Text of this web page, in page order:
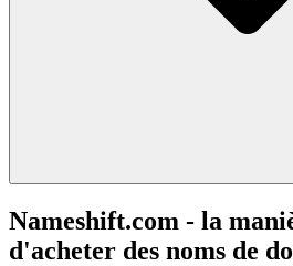
Nameshift.com - la
d'acheter des noms de